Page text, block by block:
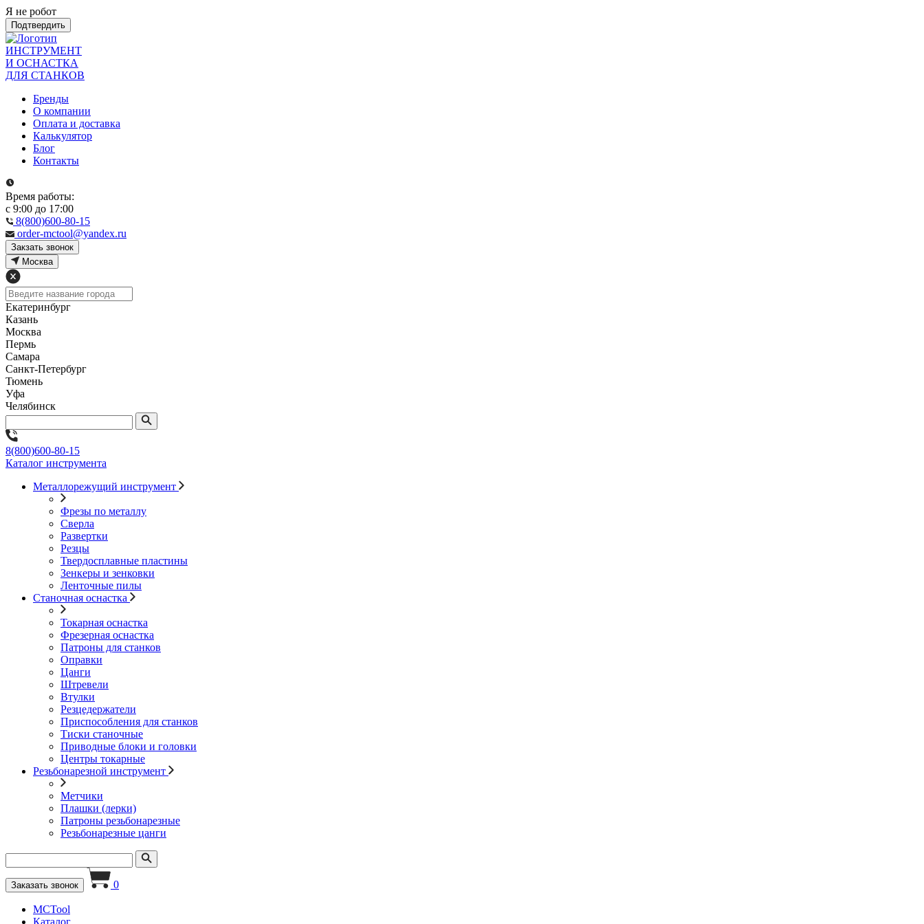
Я не робот
Подтвердить
ИНСТРУМЕНТ
И ОСНАСТКА
ДЛЯ СТАНКОВ
Бренды
О компании
Оплата и доставка
Калькулятор
Блог
Контакты
Время работы:
с 9:00 до 17:00
8(800)600-80-15
order-mctool@yandex.ru
Закзать звонок
Москва
Екатеринбург
Казань
Москва
Пермь
Самара
Санкт-Петербург
Тюмень
Уфа
Челябинск
8(800)600-80-15
Каталог инструмента
Металлорежущий инструмент
Фрезы по металлу
Сверла
Развертки
Резцы
Твердосплавные пластины
Зенкеры и зенковки
Ленточные пилы
Станочная оснастка
Токарная оснастка
Фрезерная оснастка
Патроны для станков
Оправки
Цанги
Штревели
Втулки
Резцедержатели
Приспособления для станков
Тиски станочные
Приводные блоки и головки
Центры токарные
Резьбонарезной инструмент
Метчики
Плашки (лерки)
Патроны резьбонарезные
Резьбонарезные цанги
Заказать звонок 0
MCTool
Каталог